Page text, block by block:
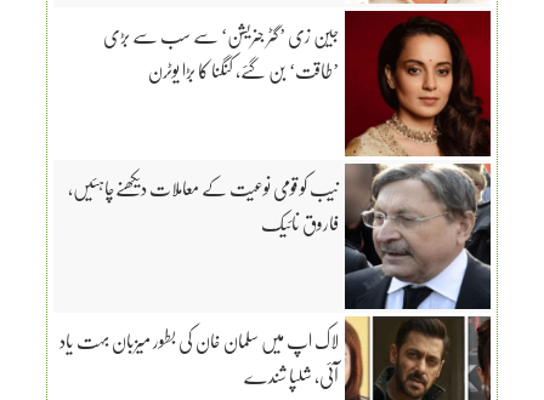
جین زی ’گٹر جنریشن‘ سے سب سے بڑی
’طاقت‘ بن گئے، کنگنا کا بڑا یوٹرن
نیب کو قومی نوعیت کے معاملات دیکھنےچاہئیں،
فاروق نائیک
لاک اپ میں سلمان خان کی بطور میزبان بہت یاد
آئی، شلپا شندے